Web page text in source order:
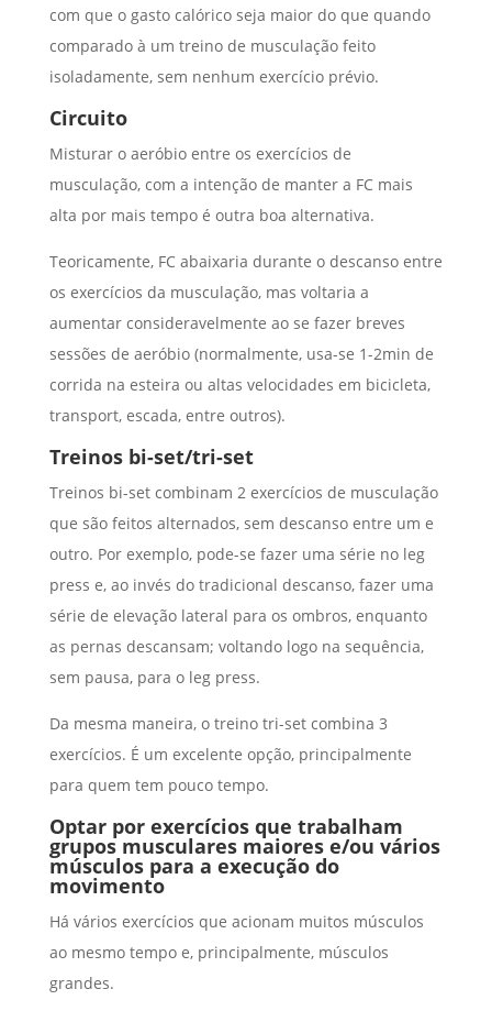
com que o gasto calórico seja maior do que quando
comparado à um treino de musculação feito
isoladamente, sem nenhum exercício prévio.
Circuito
Misturar o aeróbio entre os exercícios de
musculação, com a intenção de manter a FC mais
alta por mais tempo é outra boa alternativa.
Teoricamente, FC abaixaria durante o descanso entre
os exercícios da musculação, mas voltaria a
aumentar consideravelmente ao se fazer breves
sessões de aeróbio (normalmente, usa-se 1-2min de
corrida na esteira ou altas velocidades em bicicleta,
transport, escada, entre outros).
Treinos bi-set/tri-set
Treinos bi-set combinam 2 exercícios de musculação
que são feitos alternados, sem descanso entre um e
outro. Por exemplo, pode-se fazer uma série no leg
press e, ao invés do tradicional descanso, fazer uma
série de elevação lateral para os ombros, enquanto
as pernas descansam; voltando logo na sequência,
sem pausa, para o leg press.
Da mesma maneira, o treino tri-set combina 3
exercícios. É um excelente opção, principalmente
para quem tem pouco tempo.
Optar por exercícios que trabalham
grupos musculares maiores e/ou vários
músculos para a execução do
movimento
Há vários exercícios que acionam muitos músculos
ao mesmo tempo e, principalmente, músculos
grandes.